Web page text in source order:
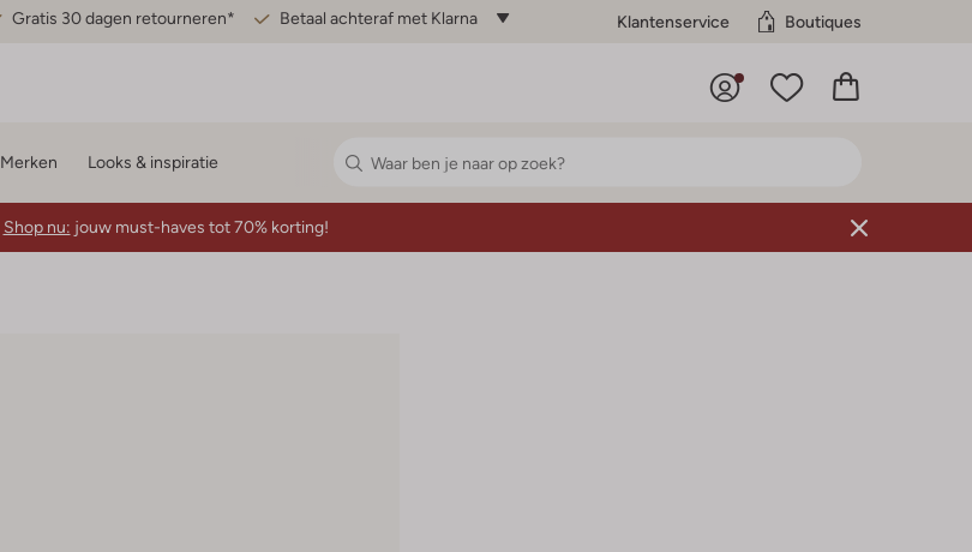
Gratis 30 dagen retourneren* Betaal achteraf met Klarna Klantenservice Boutiques
Merken Looks & inspiratie
Shop nu: jouw must-haves tot 70% korting!